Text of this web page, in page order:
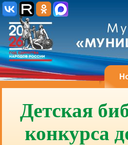
Детская
конкурса